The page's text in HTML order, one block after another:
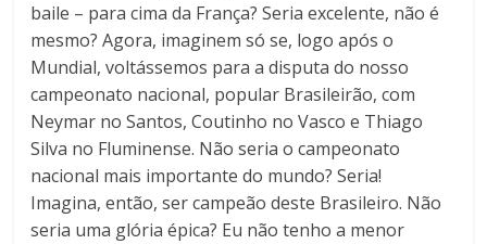
baile – para cima da França? Seria excelente, não é
mesmo? Agora, imaginem só se, logo após o
Mundial, voltássemos para a disputa do nosso
campeonato nacional, popular Brasileirão, com
Neymar no Santos, Coutinho no Vasco e Thiago
Silva no Fluminense. Não seria o campeonato
nacional mais importante do mundo? Seria!
Imagina, então, ser campeão deste Brasileiro. Não
seria uma glória épica? Eu não tenho a menor